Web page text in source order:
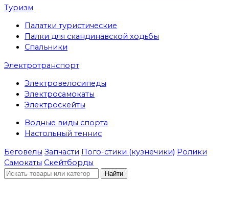
Туризм
Палатки туристические
Палки для скандинавской ходьбы
Спальники
Электротранспорт
Электровелосипеды
Электросамокаты
Электроскейты
Водные виды спорта
Настольный теннис
Беговелы Запчасти Пого-стики (кузнечики) Ролики
Самокаты Скейтборды
Найти